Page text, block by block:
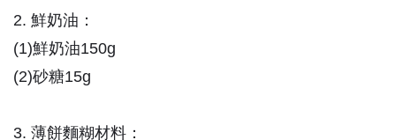
2. 鮮奶油：
(1)鮮奶油150g
(2)砂糖15g
3. 薄餅麵糊材料：